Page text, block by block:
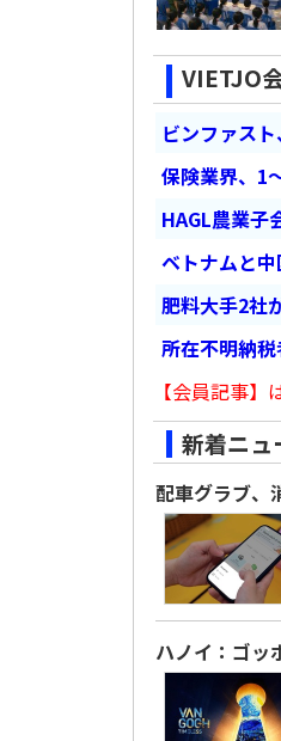
VIETJO
ビンファス
保険業界、1
HAGL農業子
ベトナムと
肥料大手2社
所在不明納
【会員記事
新着ニュ
配車グラブ、
ハノイ：ゴッ